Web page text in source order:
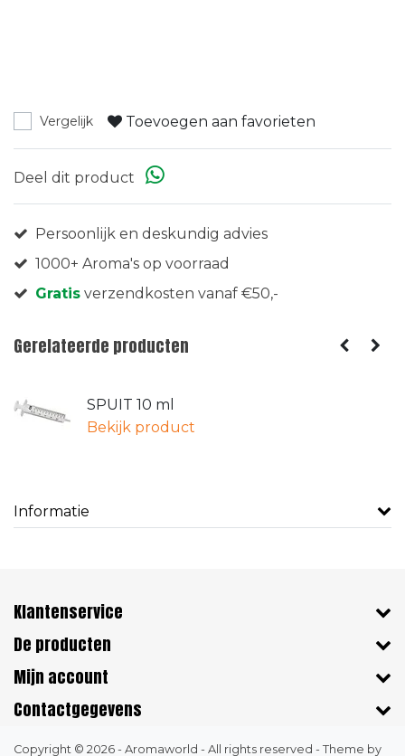
Vergelijk Toevoegen aan favorieten
Deel dit product
Persoonlijk en deskundig advies
1000+ Aroma's op voorraad
Gratis verzendkosten vanaf €50,-
Gerelateerde producten
SPUIT 10 ml
Bekijk product
Informatie
Klantenservice
De producten
Mijn account
Contactgegevens
Copyright © 2026 - Aromaworld - All rights reserved - Theme by